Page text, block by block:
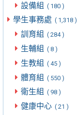
設備組 ( 180 )
學生事務處 ( 1,318 )
訓育組 ( 284 )
生輔組 ( 8 )
生教組 ( 45 )
體育組 ( 550 )
衛生組 ( 98 )
健康中心 ( 21 )